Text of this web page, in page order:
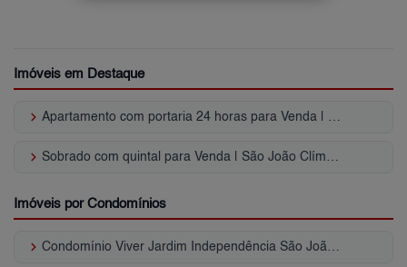
Imóveis em Destaque
keyboard_arrow_right
keyboard_arrow_right
Imóveis por Condomínios
keyboard_arrow_right